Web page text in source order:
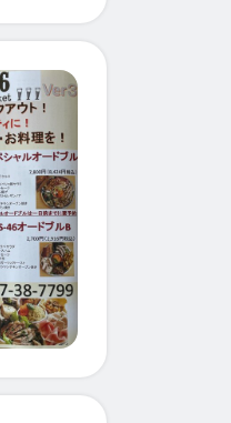
する
する
する
する
する
する
する
する
する